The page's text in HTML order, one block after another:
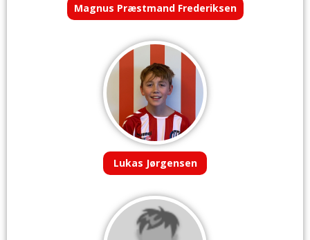
Magnus Præstmand Frederiksen
Lukas Jørgensen